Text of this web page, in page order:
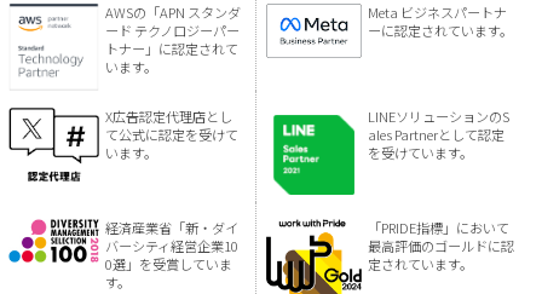
AWSの「APN スタンダ
ード テクノロジーパー
トナー」に認定されて
います。
Meta ビジネスパートナ
ーに認定されています。
X広告認定代理店とし
て公式に認定を受けて
います。
LINEソリューションのS
ales Partnerとして認定
を受けています。
経済産業省「新・ダイ
バーシティ経営企業10
0選」を受賞していま
す。
「PRIDE指標」において
最高評価のゴールドに認
定されています。